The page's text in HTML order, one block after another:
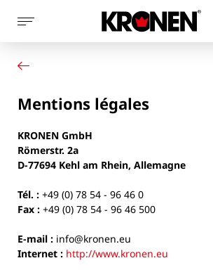
Afficher
la
navigation
latérale
Nos solutions
Actualités
Contact
Mentions légales
KRONEN GmbH
Römerstr. 2a
D-77694 Kehl am Rhein, Allemagne
Tél. : +49 (0) 78 54 - 96 46 0
Fax : +49 (0) 78 54 - 96 46 500
E-mail : info@kronen.eu
Internet : http://www.kronen.eu